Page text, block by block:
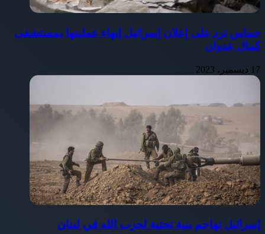
حماس ترد على إعلان إسرائيل إنهاء عمليتها بمستشفى
كمال عدوان
17 ديسمبر، 2023
إسرائيل تهاجم بنية تحتية لحزب الله في لبنان